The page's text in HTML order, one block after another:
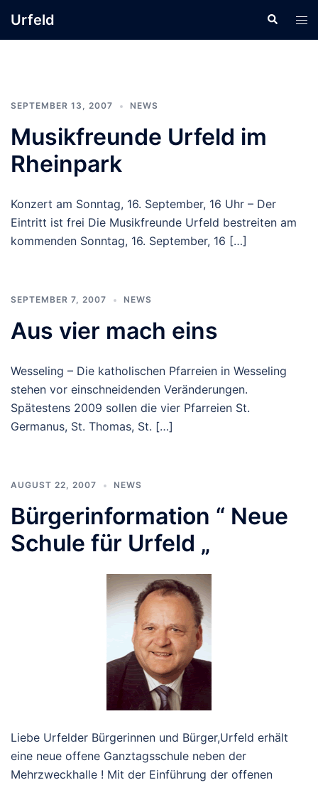
InhaltUrfeld Suche
SEPTEMBER 13, 2007 NEWS
Musikfreunde Urfeld im
Rheinpark
Konzert am Sonntag, 16. September, 16 Uhr – Der
Eintritt ist frei Die Musikfreunde Urfeld bestreiten am
kommenden Sonntag, 16. September, 16 […]
SEPTEMBER 7, 2007 NEWS
Aus vier mach eins
Wesseling – Die katholischen Pfarreien in Wesseling
stehen vor einschneidenden Veränderungen.
Spätestens 2009 sollen die vier Pfarreien St.
Germanus, St. Thomas, St. […]
AUGUST 22, 2007 NEWS
Bürgerinformation “ Neue
Schule für Urfeld „
Liebe Urfelder Bürgerinnen und Bürger,Urfeld erhält
eine neue offene Ganztagsschule neben der
Mehrzweckhalle ! Mit der Einführung der offenen